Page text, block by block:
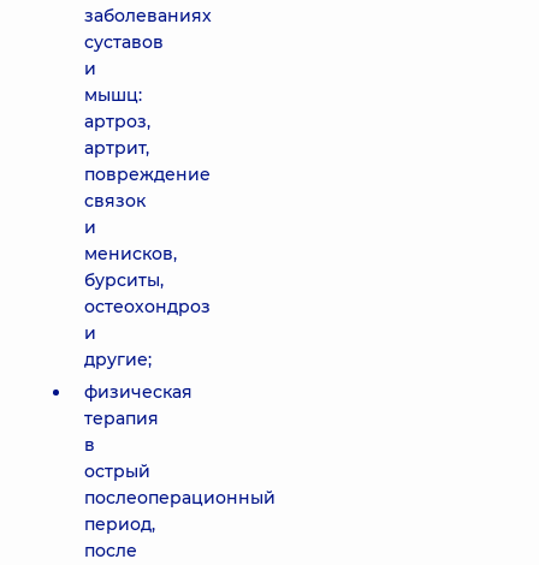
заболеваниях
суставов
и
мышц:
артроз,
артрит,
повреждение
связок
и
менисков,
бурситы,
остеохондроз
и
другие;
физическая
терапия
в
острый
послеоперационный
период,
после